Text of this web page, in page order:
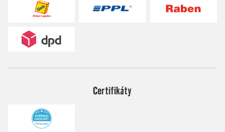
Certifikáty